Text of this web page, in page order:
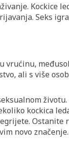
Kockice
Seks
vrućinu,
ali s više
kockica
novo značenje.